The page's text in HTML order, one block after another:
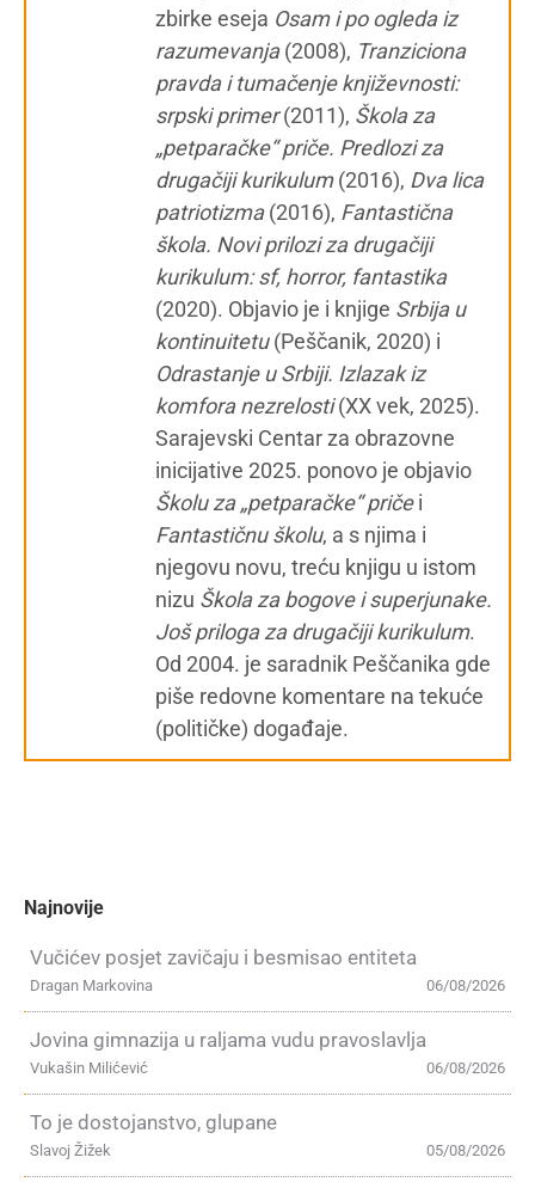
zbirke eseja Osam i po ogleda iz
razumevanja(2008), Tranziciona
pravda i tumačenje književnosti:
srpski primer(2011), Škola za
„petparačke“ priče. Predlozi za
drugačiji kurikulum(2016), Dva lica
patriotizma(2016), Fantastična
škola. Novi prilozi za drugačiji
kurikulum: sf, horror, fantastika
(2020). Objavio je i knjige Srbija u
kontinuitetu(Peščanik, 2020) i
Odrastanje u Srbiji. Izlazak iz
komfora nezrelosti(XX vek, 2025).
Sarajevski Centar za obrazovne
inicijative 2025. ponovo je objavio
Školu za „petparačke“ pričei
Fantastičnu školu, a s njima i
njegovu novu, treću knjigu u istom
nizu Škola za bogove i superjunake.
Još priloga za drugačiji kurikulum.
Od 2004. je saradnik Peščanika gde
piše redovne komentare na tekuće
(političke) događaje.
Najnovije
Vučićev posjet zavičaju i besmisao entiteta
06/08/2026
Dragan Markovina
Jovina gimnazija u raljama vudu pravoslavlja
06/08/2026
Vukašin Milićević
To je dostojanstvo, glupane
05/08/2026
Slavoj Žižek